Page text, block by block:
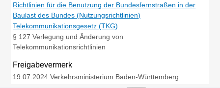
Richtlinien für die Benutzung der Bundesfernstraßen in der
Baulast des Bundes (Nutzungsrichtlinien)
Telekommunikationsgesetz (TKG)
§ 127 Verlegung und Änderung von
Telekommunikationsrichtlinien
Freigabevermerk
19.07.2024 Verkehrsministerium Baden-Württemberg